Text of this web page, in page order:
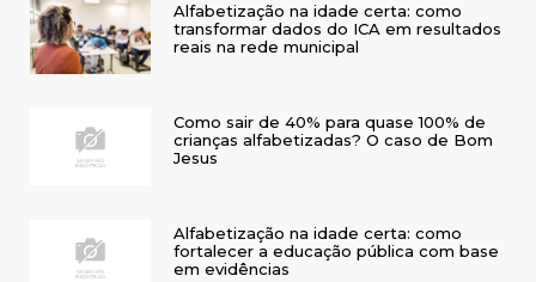
Alfabetização na idade certa: como
transformar dados do ICA em resultados
reais na rede municipal
Como sair de 40% para quase 100% de
crianças alfabetizadas? O caso de Bom
Jesus
Alfabetização na idade certa: como
fortalecer a educação pública com base
em evidências